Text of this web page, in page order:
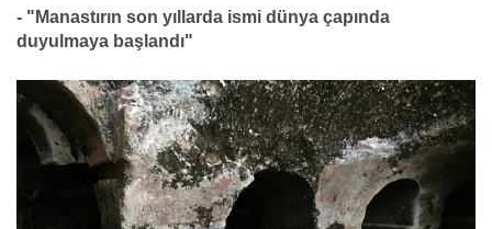
- "Manastırın son yıllarda ismi dünya çapında
duyulmaya başlandı"